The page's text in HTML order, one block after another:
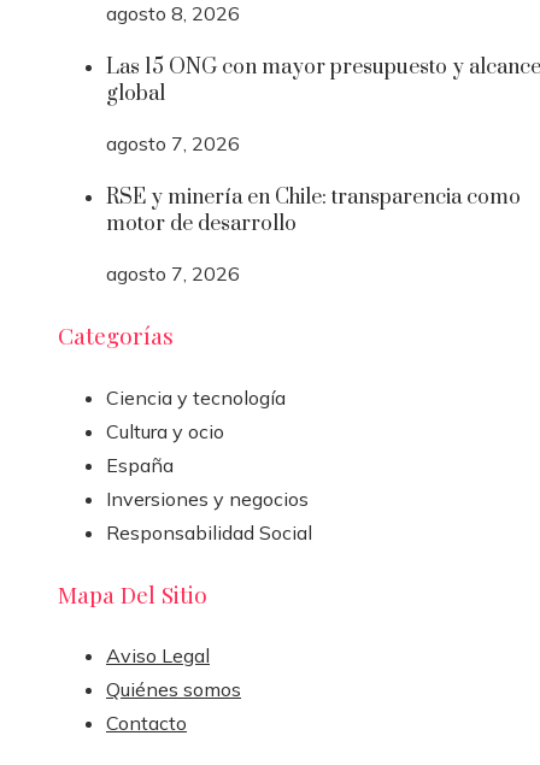
agosto 8, 2026
Las 15 ONG con mayor presupuesto y alcance
global
agosto 7, 2026
RSE y minería en Chile: transparencia como
motor de desarrollo
agosto 7, 2026
Categorías
Ciencia y tecnología
Cultura y ocio
España
Inversiones y negocios
Responsabilidad Social
Mapa Del Sitio
Aviso Legal
Quiénes somos
Contacto